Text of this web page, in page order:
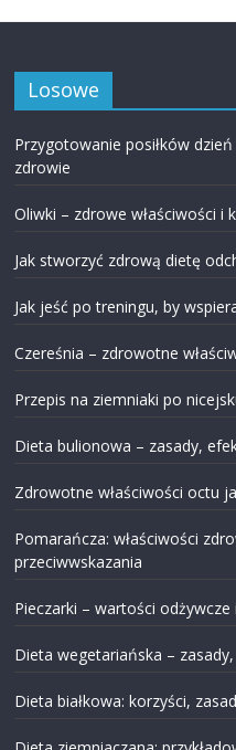
Losowe
Przygotowanie posiłków
zdrowie
Oliwki – zdrowe właściwości i
Jak stworzyć zdrową dietę
Jak jeść po treningu, by
Czereśnia – zdrowotne
Przepis na ziemniaki po
Dieta bulionowa – zasady,
Zdrowotne właściwości octu
Pomarańcza: właściwości
przeciwwskazania
Pieczarki – wartości
Dieta wegetariańska –
Dieta białkowa: korzyści,